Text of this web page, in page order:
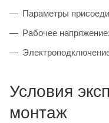
Параметры
Рабочее
Условия
монтаж